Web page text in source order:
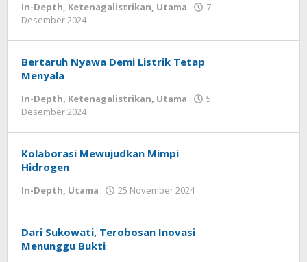
In-Depth, Ketenagalistrikan, Utama
7
Desember 2024
Kusdyanto
Bertaruh Nyawa Demi Listrik Tetap
Menyala
In-Depth, Ketenagalistrikan, Utama
5
Desember 2024
Kusdyanto
Kolaborasi Mewujudkan Mimpi
Hidrogen
In-Depth, Utama 25 November 2024
Dari Sukowati, Terobosan Inovasi
Menunggu Bukti